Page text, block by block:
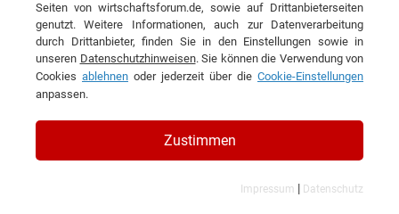
KONTAKT
Intersport Olympia
Seiten von wirtschaftsforum.de, sowie auf Drittanbieterseiten
genutzt. Weitere Informationen, auch zur Datenverarbeitung
durch Drittanbieter, finden Sie in den Einstellungen sowie in
unseren Datenschutzhinweisen. Sie können die Verwendung von
Cookies ablehnen oder jederzeit über die Cookie-Einstellungen
anpassen.
Zustimmen
Impressum | Datenschutz